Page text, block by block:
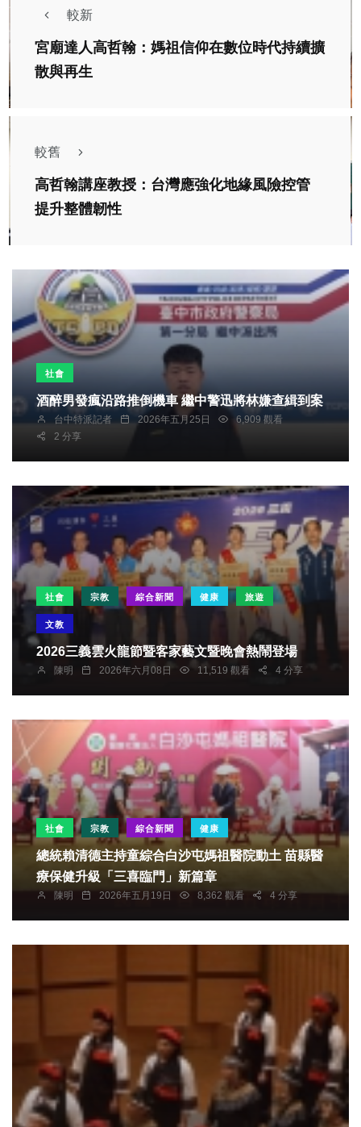
較新
宮廟達人高哲翰：媽祖信仰在數位時代持續擴
散與再生
較舊
高哲翰講座教授：台灣應強化地緣風險控管
提升整體韌性
社會
酒醉男發瘋沿路推倒機車 繼中警迅將林嫌查緝到案
台中特派記者 2026年五月25日
6,909 觀看
2 分享
社會 宗教 綜合新聞 健康 旅遊
文教
2026三義雲火龍節暨客家藝文暨晚會熱鬧登場
陳明 2026年六月08日 11,519 觀看 4 分享
社會 宗教 綜合新聞 健康
總統賴清德主持童綜合白沙屯媽祖醫院動土 苗縣醫
療保健升級「三喜臨門」新篇章
陳明 2026年五月19日 8,362 觀看 4 分享